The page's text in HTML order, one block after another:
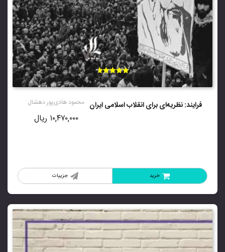
فرایند: نظریه‌ای برای انقلاب اسلامی ایران محمود هادی‌پور دهشال
امتیاز
4.70
از 5
۱۰,۴۷۰,۰۰۰ ریال
جزییات خرید